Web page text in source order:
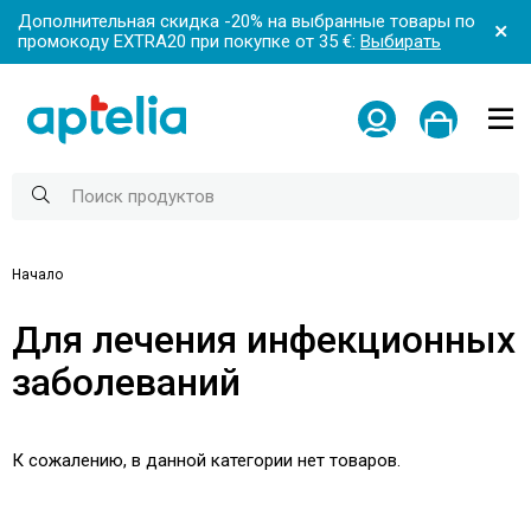
Дополнительная скидка -20% на выбранные товары по
промокоду EXTRA20 при покупке от 35 €: Выбирать
Начало
Для лечения инфекционных
заболеваний
К сожалению, в данной категории нет товаров.